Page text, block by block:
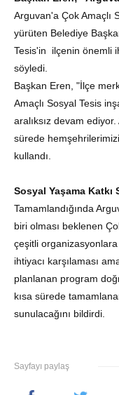
Arguvan'a Çok Amaçlı
yürüten Belediye
Tesis'in ilçenin önemli
söyledi.
Başkan Eren, "İlçe
Amaçlı Sosyal Tesis
aralıksız devam ediyor.
sürede
kullandı.
Sosyal Yaşama Katkı
Tamamlandığında
biri olması beklenen
çeşitli
ihtiyacı karşılaması
planlanan program
kısa sürede
sunulacağını bildirdi.
Sayfayı paylaş